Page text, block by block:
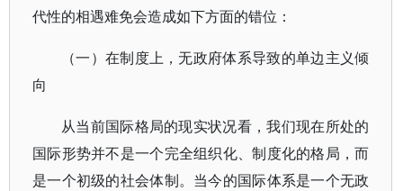
代性的相遇难免会造成如下方面的错位：
（一）在制度上，无政府体系导致的单边主义倾
向
从当前国际格局的现实状况看，我们现在所处的
国际形势并不是一个完全组织化、制度化的格局，而
是一个初级的社会体制。当今的国际体系是一个无政